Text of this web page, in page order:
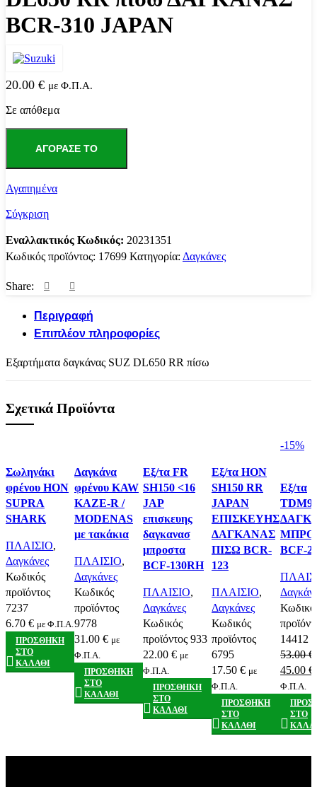
BCR-310 JAPAN
20.00 € με Φ.Π.Α.
Σε απόθεμα
Εξ/
VSTROM
DL650
RR
πίσω
ΔΑΓΚΑΝΑΣ
BCR-
310
JAPAN
ΑΓΌΡΑΣΕ ΤΟ
Αγαπημένα
Σύγκριση
Εναλλακτικός Κωδικός: 20231351
Κωδικός προϊόντος: 17699 Κατηγορία: Δαγκάνες
Share:
Περιγραφή
Επιπλέον πληροφορίες
Εξαρτήματα δαγκάνας SUZ DL650 RR πίσω
Σχετικά Προϊόντα
Quick view
Αγαπημένα
Σωληνάκι
φρένου HON
SUPRA
SHARK
ΠΛΑΙΣΙΟ,
Δαγκάνες
Κωδικός
προϊόντος
7237
6.70 € με Φ.Π.Α.
ΠΡΟΣΘΉΚΗ
ΣΤΟ
ΚΑΛΆΘΙ
Quick view
Αγαπημένα
Δαγκάνα
φρένου KAW
KAZE-R /
MODENAS
με τακάκια
ΠΛΑΙΣΙΟ,
Δαγκάνες
Κωδικός
προϊόντος
9778
31.00 € με
Φ.Π.Α.
ΠΡΟΣΘΉΚΗ
ΣΤΟ
ΚΑΛΆΘΙ
Quick view
Αγαπημένα
Εξ/τα FR
SH150 <16
JAP
επισκευης
δαγκανασ
μπροστα
BCF-130RH
ΠΛΑΙΣΙΟ,
Δαγκάνες
Κωδικός
προϊόντος 933
22.00 € με
Φ.Π.Α.
ΠΡΟΣΘΉΚΗ
ΣΤΟ
ΚΑΛΆΘΙ
Quick view
Αγαπημένα
Εξ/τα HON
SH150 RR
JAPAN
ΕΠΙΣΚΕΥΗΣ
ΔΑΓΚΑΝΑΣ
ΠΙΣΩ BCR-
123
ΠΛΑΙΣΙΟ,
Δαγκάνες
Κωδικός
προϊόντος
6795
17.50 € με
Φ.Π.Α.
ΠΡΟΣΘΉΚΗ
ΣΤΟ
ΚΑΛΆΘΙ
-15%
Quick
Εξ/τα
BCF-
14412
53.00€
Original
price
was:
53.00 €.
45.00 €
Φ.Π.Α.
ΣΤΟ